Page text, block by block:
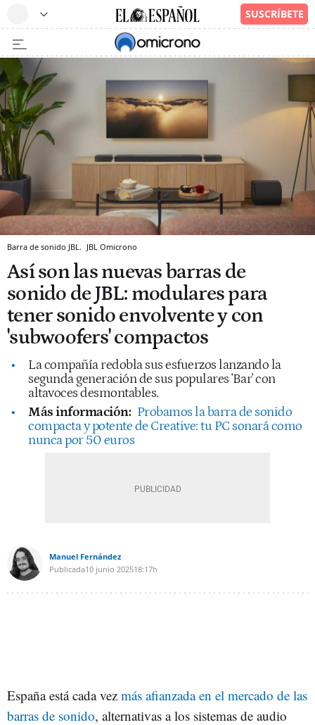
Barra de sonido JBL. JBL Omicrono
Así son las nuevas barras de
sonido de JBL: modulares para
tener sonido envolvente y con
'subwoofers' compactos
La compañía redobla sus esfuerzos lanzando la
segunda generación de sus populares 'Bar' con
altavoces desmontables.
Más información: Probamos la barra de sonido
compacta y potente de Creative: tu PC sonará como
nunca por 50 euros
Manuel Fernández
Publicada10 junio 202518:17h
España está cada vez más afianzada en el mercado de las
barras de sonido, alternativas a los sistemas de audio